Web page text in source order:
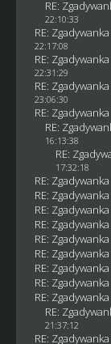
RE:
22:10:33
RE:
22:17:08
RE:
22:31:29
RE:
23:06:30
RE:
RE:
16:13:38
RE:
17:32:18
RE:
RE:
RE:
RE:
RE:
RE:
RE:
RE:
RE:
RE:
21:37:12
RE: